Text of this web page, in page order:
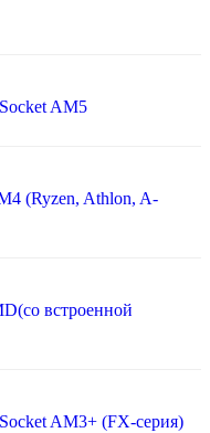
AM5
(Ryzen, Athlon, A-
встроенной
AM3+ (FX-серия)